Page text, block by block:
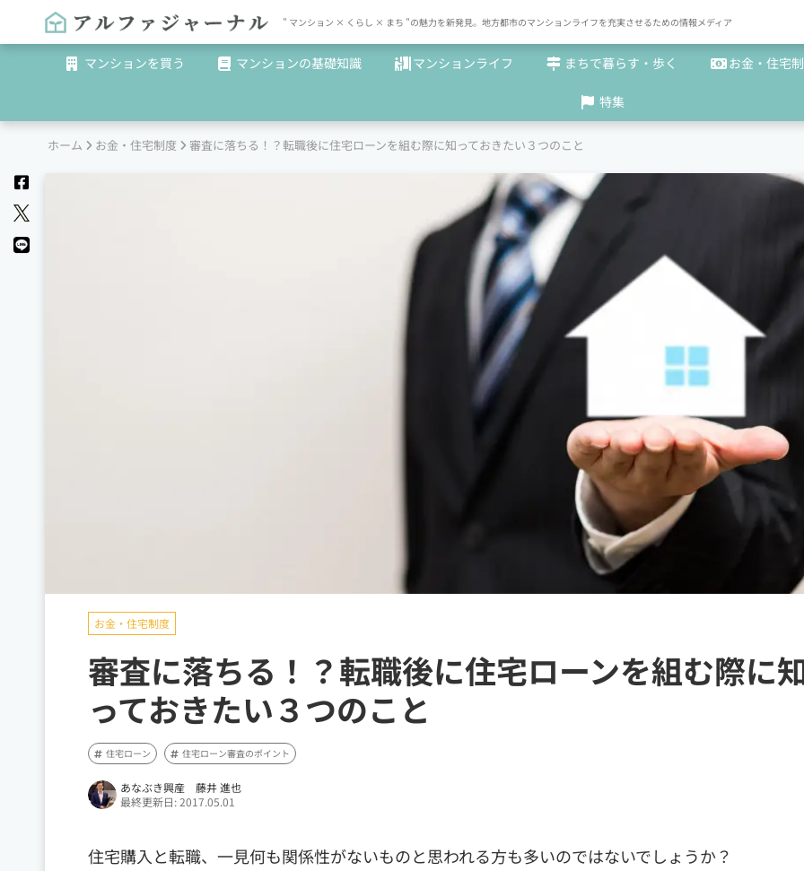
" マンション × くらし × まち "の魅力を新発見。地方都市のマンションライフを充実させるための情報メディア
マンションを買う マンションの基礎知識 マンションライフ まちで暮らす・歩く お金・住宅
特集
ホーム お金・住宅制度 審査に落ちる！？転職後に住宅ローンを組む際に知っておきたい３つのこと
お金・住宅制度
審査に落ちる！？転職後に住宅ローンを組む際に
っておきたい３つのこと
住宅ローン 住宅ローン審査のポイント
あなぶき興産 藤井 進也
最終更新日: 2017.05.01
住宅購入と転職、一見何も関係性がないものと思われる方も多いのではないでしょうか？